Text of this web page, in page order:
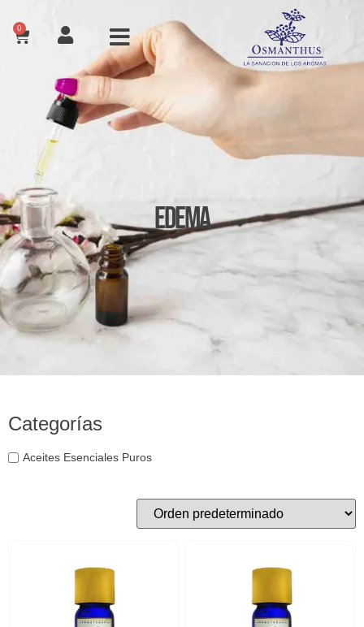
0
Edema
Categorías
Aceites Esenciales Puros